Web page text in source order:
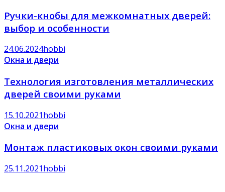
Ручки-кнобы для межкомнатных дверей:
выбор и особенности
24.06.2024hobbi
Окна и двери
Технология изготовления металлических
дверей своими руками
15.10.2021hobbi
Окна и двери
Монтаж пластиковых окон своими руками
25.11.2021hobbi